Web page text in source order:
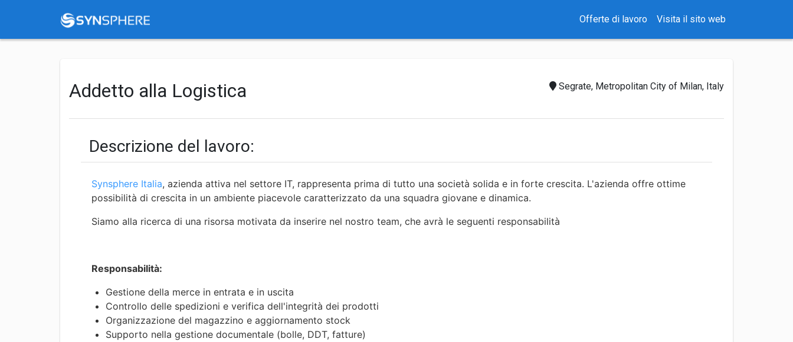
Offerte di lavoro Visita il sito web
Segrate, Metropolitan City of Milan, Italy
Addetto alla Logistica
Descrizione del lavoro:
Synsphere Italia, azienda attiva nel settore IT, rappresenta prima di tutto una società solida e in forte crescita. L'azienda offre ottime
possibilità di crescita in un ambiente piacevole caratterizzato da una squadra giovane e dinamica.
Siamo alla ricerca di una risorsa motivata da inserire nel nostro team, che avrà le seguenti responsabilità
Responsabilità:
Gestione della merce in entrata e in uscita
Controllo delle spedizioni e verifica dell'integrità dei prodotti
Organizzazione del magazzino e aggiornamento stock
Supporto nella gestione documentale (bolle, DDT, fatture)